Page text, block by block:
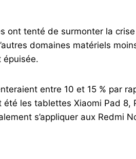
ont tenté de surmonter la
domaines matériels
entre 10 et 15 % par
les tablettes Xiaomi Pad 8,
s’appliquer aux Redmi